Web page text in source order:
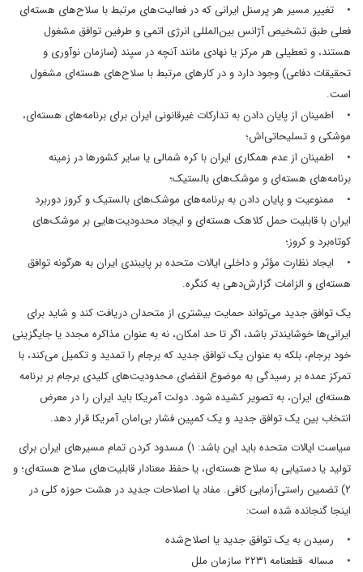
• تغییر مسیر هر پرسنل ایرانی که در فعالیت‌های مرتبط با سلاح‌های هسته‌ای
فعلی طبق تشخیص آژانس بین‌المللی انرژی اتمی و طرفین توافق مشغول
هستند، و تعطیلی هر مرکز یا نهادی مانند آنچه در سپند (سازمان نوآوری و
تحقیقات دفاعی) وجود دارد و در کارهای مرتبط با سلاح‌های هسته‌ای مشغول
است.
• اطمینان از پایان دادن به تدارکات غیرقانونی ایران برای برنامه‌های هسته‌ای،
موشکی و تسلیحاتی‌اش؛
• اطمینان از عدم همکاری ایران با کره شمالی یا سایر کشورها در زمینه
برنامه‌های هسته‌ای و موشک‌های بالستیک؛
• ممنوعیت و پایان دادن به برنامه‌های موشک‌های بالستیک و کروز دوربرد
ایران با قابلیت حمل کلاهک هسته‌ای و ایجاد محدودیت‌هایی بر موشک‌های
کوتاه‌برد و کروز؛
• ایجاد نظارت مؤثر و داخلی ایالات متحده بر پایبندی ایران به هرگونه توافق
هسته‌ای و الزامات گزارش‌دهی به کنگره.
یک توافق جدید می‌تواند حمایت بیشتری از متحدان دریافت کند و شاید برای
ایرانی‌ها خوشایندتر باشد، اگر تا حد امکان، نه به عنوان مذاکره مجدد یا جایگزینی
خود برجام، بلکه به عنوان یک توافق جدید که برجام را تمدید و تکمیل می‌کند، با
تمرکز عمده بر رسیدگی به موضوع انقضای محدودیت‌های کلیدی برجام بر برنامه
هسته‌ای ایران، به تصویر کشیده شود. دولت آمریکا باید ایران را در معرض
انتخاب بین یک توافق جدید و یک کمپین فشار بی‌امان آمریکا قرار دهد.
سیاست ایالات متحده باید این باشد: ۱) مسدود کردن تمام مسیرهای ایران برای
تولید یا دستیابی به سلاح هسته‌ای، یا حفظ معنادار قابلیت‌های سلاح هسته‌ای؛ و
۲) تضمین راستی‌آزمایی کافی. مفاد یا اصلاحات جدید در هشت حوزه کلی در
اینجا گنجانده شده است:
• رسیدن به یک توافق جدید یا اصلاح‌شده
• مساله قطعنامه ۲۲۳۱ سازمان ملل